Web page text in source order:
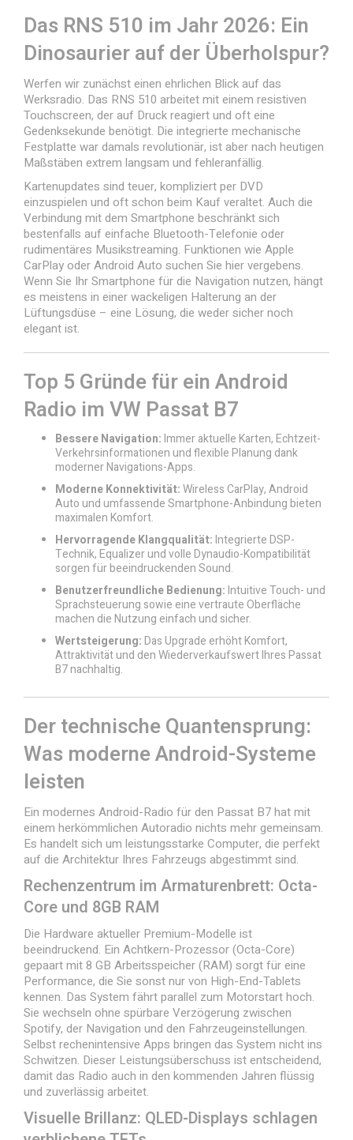
Das RNS 510 im Jahr 2026: Ein
Dinosaurier auf der Überholspur?
Werfen wir zunächst einen ehrlichen Blick auf das
Werksradio. Das RNS 510 arbeitet mit einem resistiven
Touchscreen, der auf Druck reagiert und oft eine
Gedenksekunde benötigt. Die integrierte mechanische
Festplatte war damals revolutionär, ist aber nach heutigen
Maßstäben extrem langsam und fehleranfällig.
Kartenupdates sind teuer, kompliziert per DVD
einzuspielen und oft schon beim Kauf veraltet. Auch die
Verbindung mit dem Smartphone beschränkt sich
bestenfalls auf einfache Bluetooth-Telefonie oder
rudimentäres Musikstreaming. Funktionen wie Apple
CarPlay oder Android Auto suchen Sie hier vergebens.
Wenn Sie Ihr Smartphone für die Navigation nutzen, hängt
es meistens in einer wackeligen Halterung an der
Lüftungsdüse – eine Lösung, die weder sicher noch
elegant ist.
Top 5 Gründe für ein Android
Radio im VW Passat B7
Bessere Navigation:Immer aktuelle Karten, Echtzeit-
Verkehrsinformationen und flexible Planung dank
moderner Navigations-Apps.
Moderne Konnektivität:Wireless CarPlay, Android
Auto und umfassende Smartphone-Anbindung bieten
maximalen Komfort.
Hervorragende Klangqualität:Integrierte DSP-
Technik, Equalizer und volle Dynaudio-Kompatibilität
sorgen für beeindruckenden Sound.
Benutzerfreundliche Bedienung:Intuitive Touch- und
Sprachsteuerung sowie eine vertraute Oberfläche
machen die Nutzung einfach und sicher.
Wertsteigerung:Das Upgrade erhöht Komfort,
Attraktivität und den Wiederverkaufswert Ihres Passat
B7 nachhaltig.
Der technische Quantensprung:
Was moderne Android-Systeme
leisten
Ein modernes Android-Radio für den Passat B7 hat mit
einem herkömmlichen Autoradio nichts mehr gemeinsam.
Es handelt sich um leistungsstarke Computer, die perfekt
auf die Architektur Ihres Fahrzeugs abgestimmt sind.
Rechenzentrum im Armaturenbrett: Octa-
Core und 8GB RAM
Die Hardware aktueller Premium-Modelle ist
beeindruckend. Ein Achtkern-Prozessor (Octa-Core)
gepaart mit 8 GB Arbeitsspeicher (RAM) sorgt für eine
Performance, die Sie sonst nur von High-End-Tablets
kennen. Das System fährt parallel zum Motorstart hoch.
Sie wechseln ohne spürbare Verzögerung zwischen
Spotify, der Navigation und den Fahrzeugeinstellungen.
Selbst rechenintensive Apps bringen das System nicht ins
Schwitzen. Dieser Leistungsüberschuss ist entscheidend,
damit das Radio auch in den kommenden Jahren flüssig
und zuverlässig arbeitet.
Visuelle Brillanz: QLED-Displays schlagen